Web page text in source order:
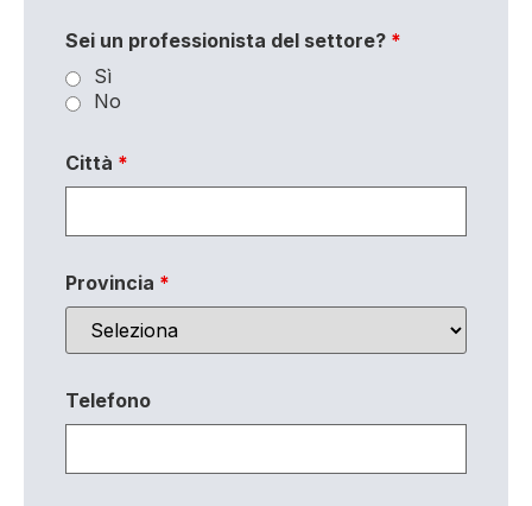
Sei un professionista del settore? *
Sì
No
Città *
Provincia *
Telefono